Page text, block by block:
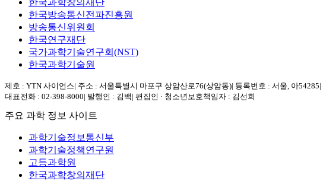
한국과학창의재단
한국방송통신전파진흥원
방송통신위원회
한국연구재단
국가과학기술연구회(NST)
한국과학기술원
제호 : YTN 사이언스| 주소 : 서울특별시 마포구 상암산로76(상암동)| 등록번호 : 서울, 아54285|
대표전화 : 02-398-8000| 발행인 : 김백 | 편집인 · 청소년보호책임자 : 김선희
주요 과학 정보 사이트
과학기술정보통신부
과학기술정책연구원
고등과학원
한국과학창의재단